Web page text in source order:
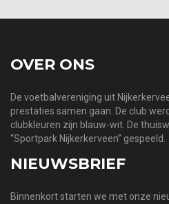
OVER ONS
De voetbalvereniging uit
prestaties samen gaan. De club
clubkleuren zijn blauw-wit. De
“Sportpark Nijkerkerveen” gespeeld.
NIEUWSBRIEF
Binnenkort starten we met onze